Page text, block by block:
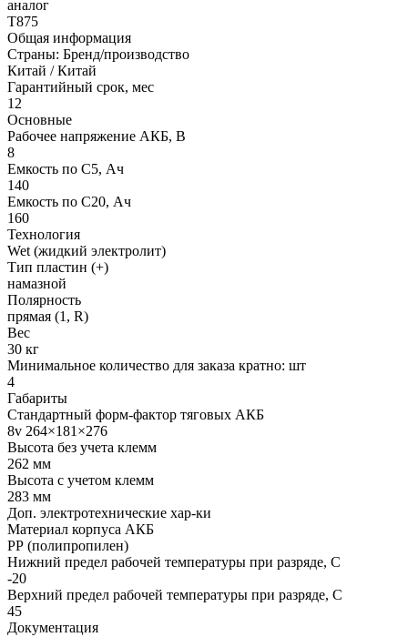
аналог
T875
Общая информация
Страны: Бренд/производство
Китай / Китай
Гарантийный срок, мес
12
Основные
Рабочее напряжение АКБ, B
8
Емкость по С5, Ач
140
Емкость по С20, Ач
160
Технология
Wet (жидкий электролит)
Тип пластин (+)
намазной
Полярность
прямая (1, R)
Вес
30 кг
Минимальное количество для заказа кратно: шт
4
Габариты
Стандартный форм-фактор тяговых АКБ
8v 264×181×276
Высота без учета клемм
262 мм
Высота с учетом клемм
283 мм
Доп. электротехнические хар-ки
Материал корпуса АКБ
РР (полипропилен)
Нижний предел рабочей температуры при разряде, С
-20
Верхний предел рабочей температуры при разряде, С
45
Документация